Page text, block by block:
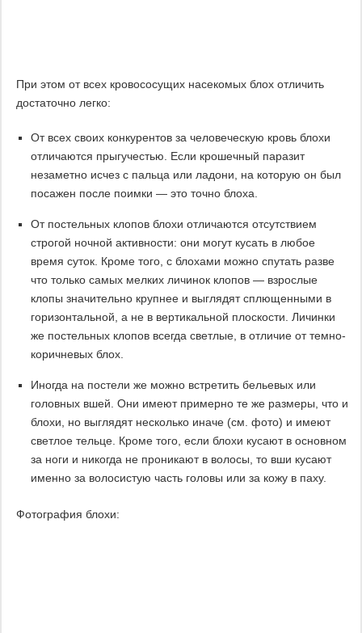
При этом от всех кровососущих насекомых блох отличить
достаточно легко:
От всех своих конкурентов за человеческую кровь блохи
отличаются прыгучестью. Если крошечный паразит
незаметно исчез с пальца или ладони, на которую он был
посажен после поимки — это точно блоха.
От постельных клопов блохи отличаются отсутствием
строгой ночной активности: они могут кусать в любое
время суток. Кроме того, с блохами можно спутать разве
что только самых мелких личинок клопов — взрослые
клопы значительно крупнее и выглядят сплющенными в
горизонтальной, а не в вертикальной плоскости. Личинки
же постельных клопов всегда светлые, в отличие от темно-
коричневых блох.
Иногда на постели же можно встретить бельевых или
головных вшей. Они имеют примерно те же размеры, что и
блохи, но выглядят несколько иначе (см. фото) и имеют
светлое тельце. Кроме того, если блохи кусают в основном
за ноги и никогда не проникают в волосы, то вши кусают
именно за волосистую часть головы или за кожу в паху.
Фотография блохи: